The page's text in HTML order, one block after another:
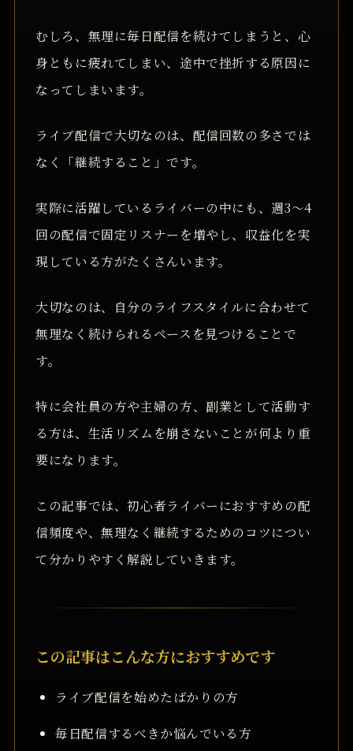
むしろ、無理に毎日配信を続けてしまうと、心
身ともに疲れてしまい、途中で挫折する原因に
なってしまいます。
ライブ配信で大切なのは、配信回数の多さでは
なく「継続すること」です。
実際に活躍しているライバーの中にも、週3〜4
回の配信で固定リスナーを増やし、収益化を実
現している方がたくさんいます。
大切なのは、自分のライフスタイルに合わせて
無理なく続けられるペースを見つけることで
す。
特に会社員の方や主婦の方、副業として活動す
る方は、生活リズムを崩さないことが何より重
要になります。
この記事では、初心者ライバーにおすすめの配
信頻度や、無理なく継続するためのコツについ
て分かりやすく解説していきます。
この記事はこんな方におすすめです
ライブ配信を始めたばかりの方
毎日配信するべきか悩んでいる方